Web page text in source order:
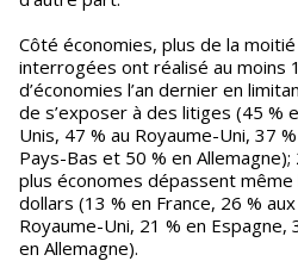
Côté économies, plus de la
interrogées ont réalisé au moins
d’économies l’an dernier en
de s’exposer à des litiges (45 %
Unis, 47 % au Royaume-Uni, 37
Pays-Bas et 50 % en
plus économes dépassent
dollars (13 % en France, 26 %
Royaume-Uni, 21 % en Espagne,
en Allemagne).